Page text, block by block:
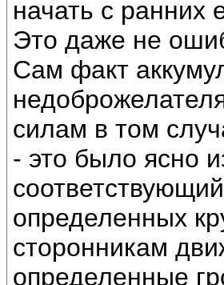
начать с ранних
Это даже не
Сам факт
силам в том
- это было ясно
определенных
сторонникам
определенные